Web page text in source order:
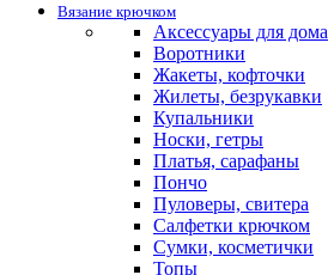
Вязание крючком
Аксессуары для дома
Воротники
Жакеты, кофточки
Жилеты, безрукавки
Купальники
Носки, гетры
Платья, сарафаны
Пончо
Пуловеры, свитера
Салфетки крючком
Сумки, косметички
Топы